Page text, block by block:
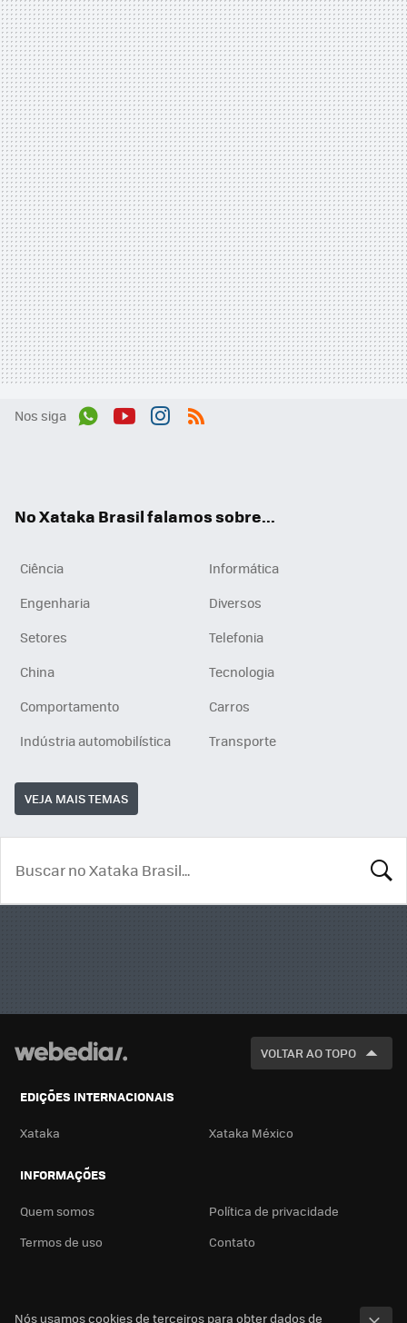
Nos siga
No Xataka Brasil falamos sobre...
Ciência
Informática
Engenharia
Diversos
Setores
Telefonia
China
Tecnologia
Comportamento
Carros
Indústria automobilística
Transporte
VEJA MAIS TEMAS
VOLTAR AO TOPO
EDIÇÕES INTERNACIONAIS
Xataka Xataka México
INFORMAÇÕES
Quem somos
Política de privacidade
Termos de uso
Contato
Nós usamos cookies de terceiros para obter dados de